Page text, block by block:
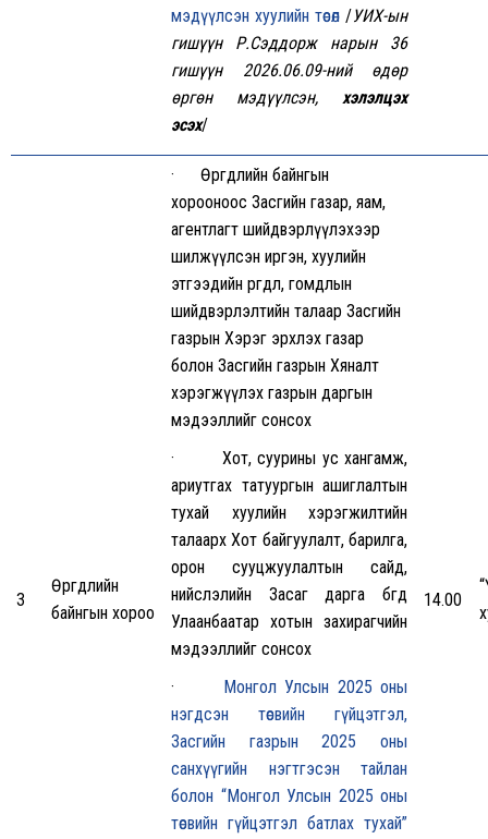
мэдүүлсэн хуулийн төсөл /УИХ-ын
гишүүн Р.Сэддорж нарын 36
гишүүн 2026.06.09-ний өдөр
өргөн мэдүүлсэн, хэлэлцэх
эсэх/
3
Өргөдлийн
байнгын хороо
· Өргөдлийн байнгын
хорооноос Засгийн газар, яам,
агентлагт шийдвэрлүүлэхээр
шилжүүлсэн иргэн, хуулийн
этгээдийн өргөдөл, гомдлын
шийдвэрлэлтийн талаар Засгийн
газрын Хэрэг эрхлэх газар
болон Засгийн газрын Хяналт
хэрэгжүүлэх газрын даргын
мэдээллийг сонсох
· Хот, суурины ус хангамж,
ариутгах татуургын ашиглалтын
тухай хуулийн хэрэгжилтийн
талаарх Хот байгуулалт, барилга,
орон сууцжуулалтын сайд,
нийслэлийн Засаг дарга бөгөөд
Улаанбаатар хотын захирагчийн
мэдээллийг сонсох
· Монгол Улсын 2025 оны
нэгдсэн төсвийн гүйцэтгэл,
Засгийн газрын 2025 оны
санхүүгийн нэгтгэсэн тайлан
болон “Монгол Улсын 2025 оны
төсвийн гүйцэтгэл батлах тухай”
14.00